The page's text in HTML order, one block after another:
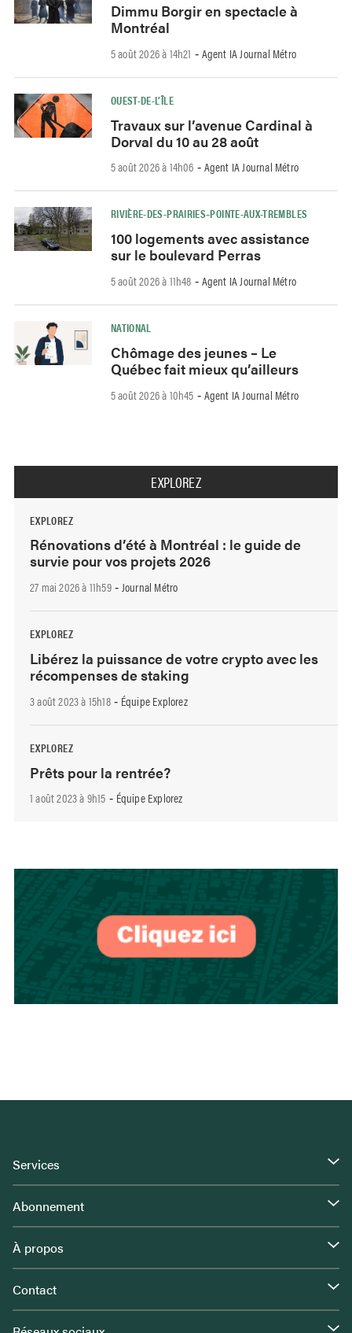
Dimmu Borgir en spectacle à
Montréal
5 août 2026 à 14h21 - Agent IA Journal Métro
OUEST-DE-L’ÎLE
Travaux sur l’avenue Cardinal à
Dorval du 10 au 28 août
5 août 2026 à 14h06 - Agent IA Journal Métro
RIVIÈRE-DES-PRAIRIES–POINTE-AUX-TREMBLES
100 logements avec assistance
sur le boulevard Perras
5 août 2026 à 11h48 - Agent IA Journal Métro
NATIONAL
Chômage des jeunes – Le
Québec fait mieux qu’ailleurs
5 août 2026 à 10h45 - Agent IA Journal Métro
EXPLOREZ
EXPLOREZ
Rénovations d’été à Montréal : le guide de
survie pour vos projets 2026
27 mai 2026 à 11h59- Journal Métro
EXPLOREZ
Libérez la puissance de votre crypto avec les
récompenses de staking
3 août 2023 à 15h18- Équipe Explorez
EXPLOREZ
Prêts pour la rentrée?
1 août 2023 à 9h15 - Équipe Explorez
Services
Abonnement
À propos
Contact